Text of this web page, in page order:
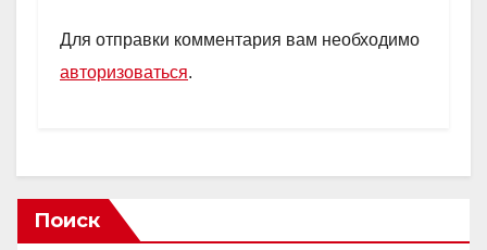
Для отправки комментария вам необходимо
авторизоваться.
Поиск